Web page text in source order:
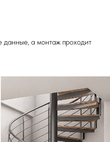
данные, а монтаж проходит